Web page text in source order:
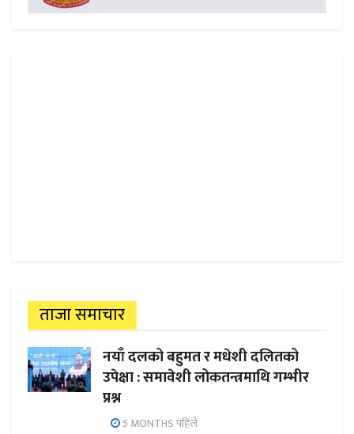
ताजा समाचार
नयाँ दलको बहुमत र मधेशी दलितको
उपेक्षा : समावेशी लोकतन्त्रमाथि गम्भीर
प्रश्न
5 MONTHS पहिले